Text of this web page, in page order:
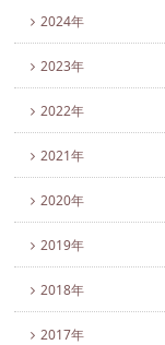
2024年
2023年
2022年
2021年
2020年
2019年
2018年
2017年